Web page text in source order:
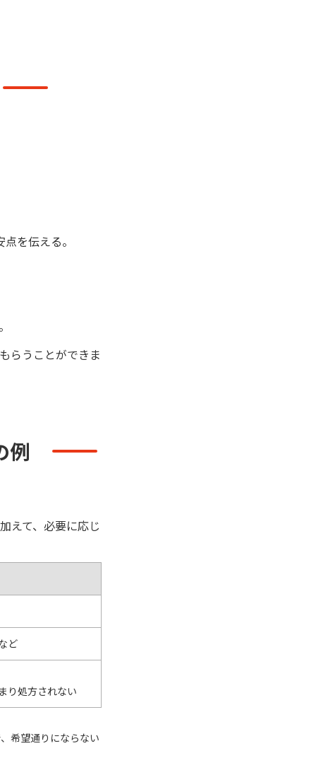
を伝える。
らうことができま
例
えて、必要に応じ
ど
り処方されない
希望通りにならない